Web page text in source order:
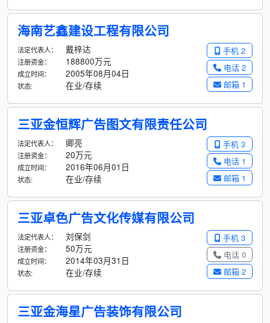
海南艺鑫建设工程有限公司
手机 2
电话 2
邮箱 1
法定代表人： 戴梓达
注册资金： 188800万元
成立时间： 2005年08月04日
状态: 在业/存续
三亚金恒辉广告图文有限责任公司
手机 3
电话 1
邮箱 1
法定代表人： 卿亮
注册资金： 20万元
成立时间： 2016年06月01日
状态: 在业/存续
三亚卓色广告文化传媒有限公司
手机 3
电话 0
邮箱 2
法定代表人： 刘保剑
注册资金： 50万元
成立时间： 2014年03月31日
状态: 在业/存续
三亚金海星广告装饰有限公司